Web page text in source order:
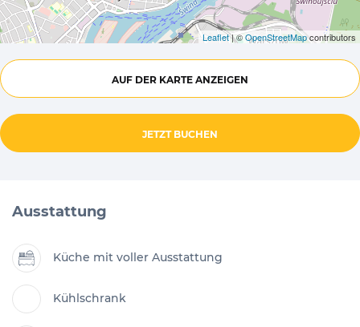
Leaflet| ©OpenStreetMapcontributors
AUF DER KARTE ANZEIGEN
JETZT BUCHEN
Ausstattung
Küche mit voller Ausstattung
Kühlschrank